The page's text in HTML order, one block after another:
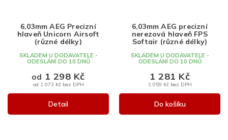
6,03mm AEG Precizní
hlaveň Unicorn Airsoft
(různé délky)
SKLADEM U DODAVATELE -
ODESLÁNÍ DO 10 DNŮ
od 1 073 Kč bez DPH
od 1 298 Kč
Detail
6,03mm AEG precizní
nerezová hlaveň FPS
Softair (různé délky)
SKLADEM U DODAVATELE -
ODESLÁNÍ DO 10 DNŮ
1 059 Kč bez DPH
1 281 Kč
Do košíku